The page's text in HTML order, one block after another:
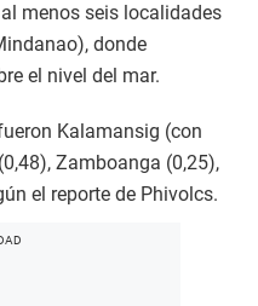
menos seis localidades
donde
el nivel del mar.
Kalamansig (con
Zamboanga (0,25),
el reporte de Phivolcs.